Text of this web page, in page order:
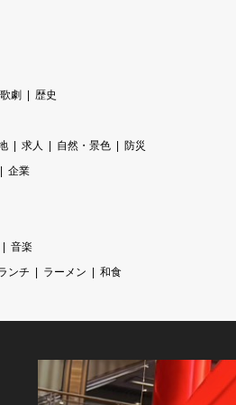
歌劇
歴史
求人 自然・景色
防災
企業
音楽
ンチ ラーメン 和食